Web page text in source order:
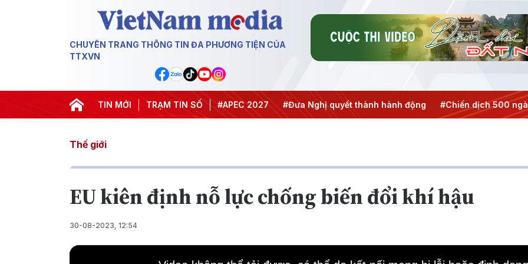
CHUYÊN TRANG THÔNG TIN ĐA PHƯƠNG TIỆN CỦA
TTXVN
TIN MỚI TRẠM TIN SỐ
#Hội nghị Trung ương 3 #APEC 2027 #Đưa Nghị quyết thành hành động #Chiến dịch 500 ngày
Thế giới
EU kiên định nỗ lực chống biến đổi khí hậu
30-08-2023, 12:54
This